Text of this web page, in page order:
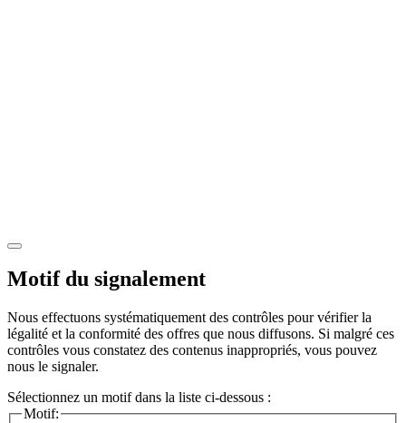
Motif du signalement
Nous effectuons systématiquement des contrôles pour vérifier la
légalité et la conformité des offres que nous diffusons. Si malgré ces
contrôles vous constatez des contenus inappropriés, vous pouvez
nous le signaler.
Sélectionnez un motif dans la liste ci-dessous :
Motif: